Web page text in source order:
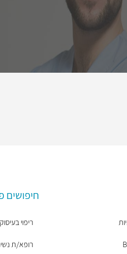
חיפושים
ריפוי בעיסוק
רופא/ת